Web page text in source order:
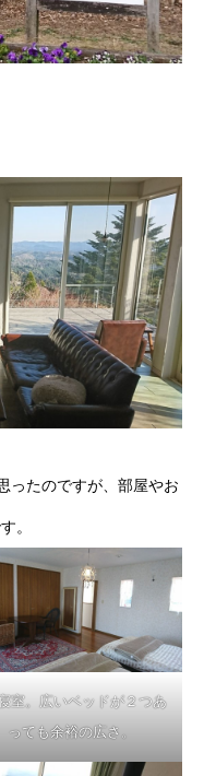
ったのですが、部屋やお
。
室。広いベッドが２つあ
っても余裕の広さ。